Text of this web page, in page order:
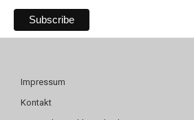
Impressum
Kontakt